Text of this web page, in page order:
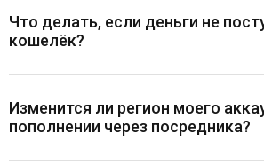
Что делать, если деньги не
кошелёк?
Изменится ли регион моего
пополнении через посредника?